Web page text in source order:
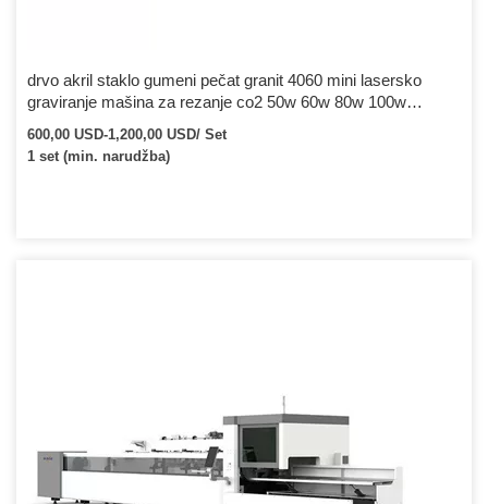
drvo akril staklo gumeni pečat granit 4060 mini lasersko
graviranje mašina za rezanje co2 50w 60w 80w 100w
600,00 USD-1,200,00 USD/ Set
1 set (min. narudžba)